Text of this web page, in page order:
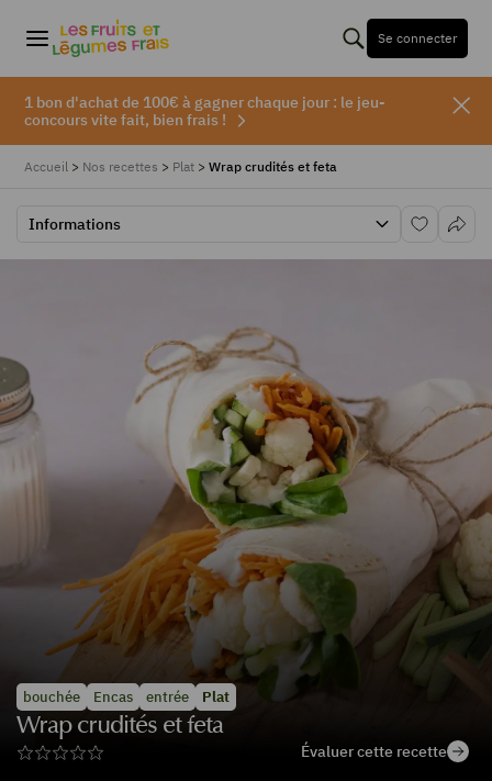
Se connecter
1 bon d'achat de 100€ à gagner chaque jour : le jeu-
concours vite fait, bien frais !
Accueil > Nos recettes > Plat > Wrap crudités et feta
Informations
bouchée Encas entrée Plat
Wrap crudités et feta
Évaluer cette recette